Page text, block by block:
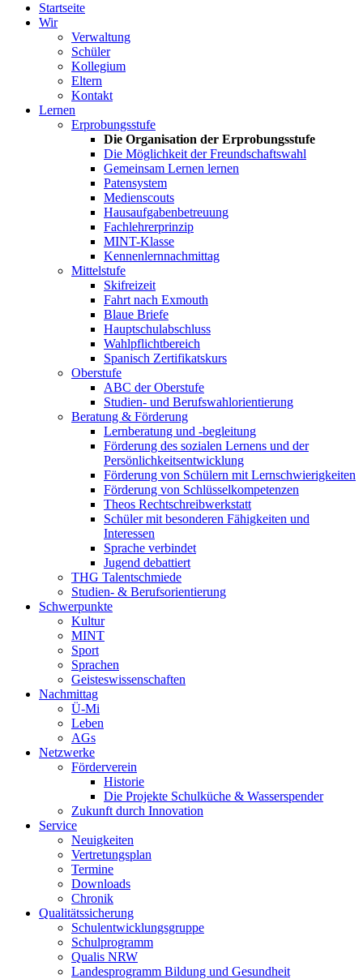
Startseite
Wir
Verwaltung
Schüler
Kollegium
Eltern
Kontakt
Lernen
Erprobungsstufe
Die Organisation der Erprobungsstufe
Die Möglichkeit der Freundschaftswahl
Gemeinsam Lernen lernen
Patensystem
Medienscouts
Hausaufgabenbetreuung
Fachlehrerprinzip
MINT-Klasse
Kennenlernnachmittag
Mittelstufe
Skifreizeit
Fahrt nach Exmouth
Blaue Briefe
Hauptschulabschluss
Wahlpflichtbereich
Spanisch Zertifikatskurs
Oberstufe
ABC der Oberstufe
Studien- und Berufswahlorientierung
Beratung & Förderung
Lernberatung und -begleitung
Förderung des sozialen Lernens und der
Persönlichkeitsentwicklung
Förderung von Schülern mit Lernschwierigkeiten
Förderung von Schlüsselkompetenzen
Theos Rechtschreibwerkstatt
Schüler mit besonderen Fähigkeiten und
Interessen
Sprache verbindet
Jugend debattiert
THG Talentschmiede
Studien- & Berufsorientierung
Schwerpunkte
Kultur
MINT
Sport
Sprachen
Geisteswissenschaften
Nachmittag
Ü-Mi
Leben
AGs
Netzwerke
Förderverein
Historie
Die Projekte Schulküche & Wasserspender
Zukunft durch Innovation
Service
Neuigkeiten
Vertretungsplan
Termine
Downloads
Chronik
Qualitätssicherung
Schulentwicklungsgruppe
Schulprogramm
Qualis NRW
Landesprogramm Bildung und Gesundheit